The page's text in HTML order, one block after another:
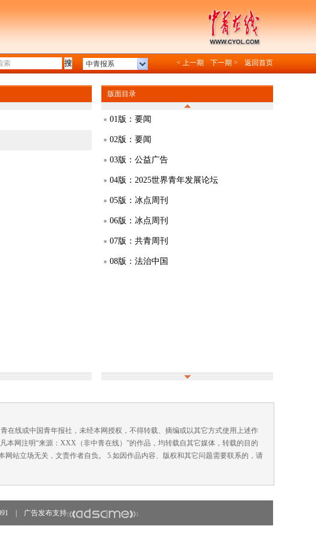
中青报系 < 上一期 下一期 > 返回首页
版面目录
01版：要闻
02版：要闻
03版：公益广告
04版：2025世界青年发展论坛
05版：冰点周刊
06版：冰点周刊
07版：共青周刊
08版：法治中国
在线或中国青年报社，未经本网授权，不得转载、摘编或以其它方式使用上述作
本网注明“来源：XXX（非中青在线）”的作品，均转载自其它媒体，转载的目的
站立场无关，文责作者自负。 5.如因作品内容、版权和其它问题需要联系的，请
广告发布支持